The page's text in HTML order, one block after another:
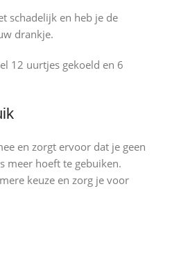
schadelijk en heb je de
drankje.
12 uurtjes gekoeld en 6
en zorgt ervoor dat je geen
meer hoeft te gebuiken.
keuze en zorg je voor